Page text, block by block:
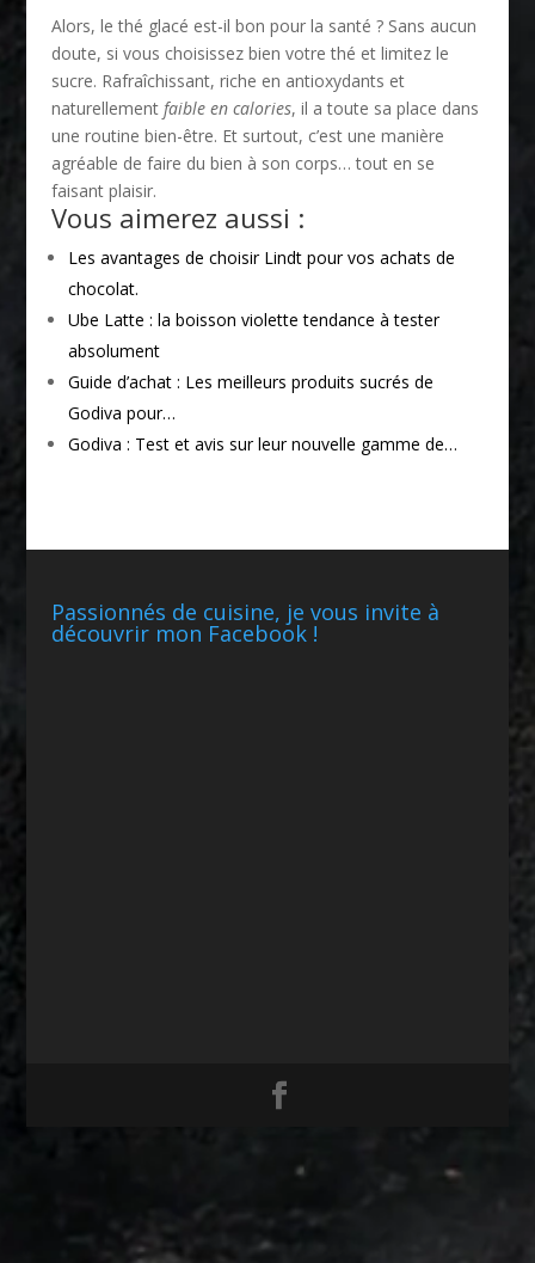
Alors, le thé glacé est-il bon pour la santé ? Sans aucun
doute, si vous choisissez bien votre thé et limitez le
sucre. Rafraîchissant, riche en antioxydants et
naturellement faible en calories, il a toute sa place dans
une routine bien-être. Et surtout, c’est une manière
agréable de faire du bien à son corps… tout en se
faisant plaisir.
Vous aimerez aussi :
Les avantages de choisir Lindt pour vos achats de
chocolat.
Ube Latte : la boisson violette tendance à tester
absolument
Guide d’achat : Les meilleurs produits sucrés de
Godiva pour…
Godiva : Test et avis sur leur nouvelle gamme de…
Passionnés de cuisine, je vous invite à
découvrir mon Facebook !